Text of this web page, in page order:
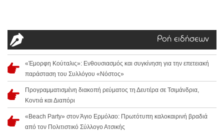
Ροή ειδήσεων
«Έμορφη Κούταλις»: Ενθουσιασμός και συγκίνηση για την επετειακή
παράσταση του Συλλόγου «Νόστος»
Προγραμματισμένη διακοπή ρεύματος τη Δευτέρα σε Τσιμάνδρια,
Κοντιά και Διαπόρι
«Beach Party» στον Άγιο Ερμόλαο: Πρωτότυπη καλοκαιρινή βραδιά
από τον Πολιτιστικό Σύλλογο Ατσικής